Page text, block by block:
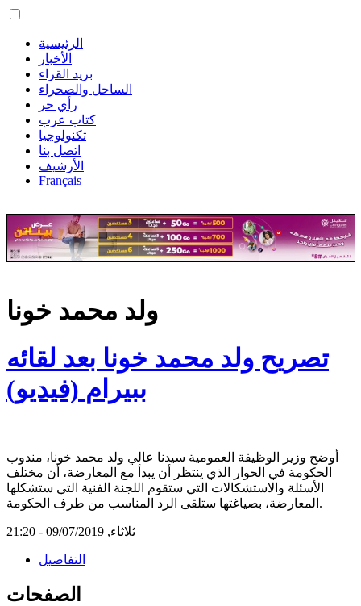
الرئيسية
الأخبار
بريد القراء
الساحل والصحراء
رأي حر
كتاب عرب
تكنولوجيا
اتصل بنا
الأرشيف
Français
ولد محمد خونا
تصريح ولد محمد خونا بعد لقائه
ببيرام (فيديو)
أوضح وزير الوظيفة العمومية سيدنا عالي ولد محمد خونا، مندوب
الحكومة في الحوار الذي ينتظر أن يبدأ مع المعارضة، أن مختلف
الأسئلة والاستشكالات التي ستقوم اللجنة الفنية التي ستشكلها
المعارضة، بصياغتها ستلقى الرد المناسب من طرف الحكومة.
ثلاثاء, 09/07/2019 - 21:20
التفاصيل
الصفحات